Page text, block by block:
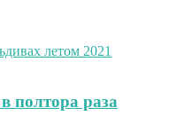
полтора раза